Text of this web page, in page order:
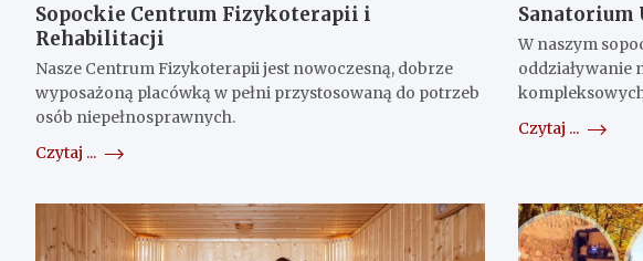
Sopockie Centrum Fizykoterapii i
Rehabilitacji
Nasze Centrum Fizykoterapii jest nowoczesną, dobrze
wyposażoną placówką w pełni przystosowaną do potrzeb
osób niepełnosprawnych.
Czytaj ...
Sanatorium
W naszym
oddziaływanie
Czytaj ...